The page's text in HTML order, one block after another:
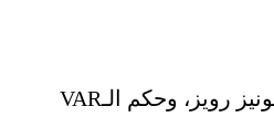
ووفقًا لتقارير إذاعة “كادينا كوبيه” الإسبانية، فإن التسجيلات تكشف أن الحكم المساعد أكد استحقاق اللاعب للطرد، لكن حكم الساحة، مونيز رويز، وحكم الـVAR